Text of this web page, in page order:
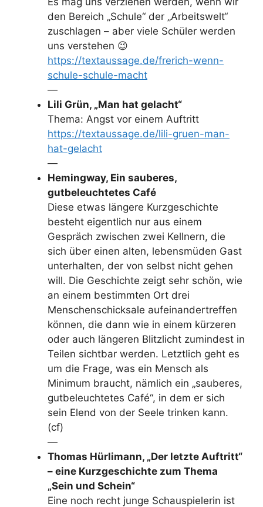
den Bereich „Schule“ der „Arbeitswelt“
zuschlagen – aber viele Schüler werden
uns verstehen 😉
https://textaussage.de/frerich-wenn-
schule-schule-macht
—
Lili Grün, „Man hat gelacht“
Thema: Angst vor einem Auftritt
https://textaussage.de/lili-gruen-man-
hat-gelacht
—
Hemingway, Ein sauberes,
gutbeleuchtetes Café
Diese etwas längere Kurzgeschichte
besteht eigentlich nur aus einem
Gespräch zwischen zwei Kellnern, die
sich über einen alten, lebensmüden Gast
unterhalten, der von selbst nicht gehen
will. Die Geschichte zeigt sehr schön, wie
an einem bestimmten Ort drei
Menschenschicksale aufeinandertreffen
können, die dann wie in einem kürzeren
oder auch längeren Blitzlicht zumindest in
Teilen sichtbar werden. Letztlich geht es
um die Frage, was ein Mensch als
Minimum braucht, nämlich ein „sauberes,
gutbeleuchtetes Café“, in dem er sich
sein Elend von der Seele trinken kann.
(cf)
—
Thomas Hürlimann, „Der letzte Auftritt“
– eine Kurzgeschichte zum Thema
„Sein und Schein“
Eine noch recht junge Schauspielerin ist